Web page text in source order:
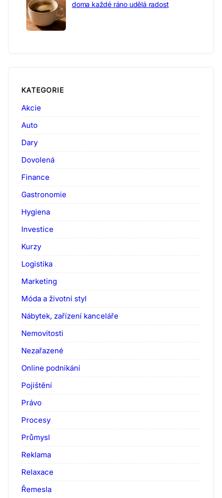
doma každé ráno udělá radost
KATEGORIE
Akcie
Auto
Dary
Dovolená
Finance
Gastronomie
Hygiena
Investice
Kurzy
Logistika
Marketing
Móda a životní styl
Nábytek, zařízení kanceláře
Nemovitosti
Nezařazené
Online podnikání
Pojištění
Právo
Procesy
Průmysl
Reklama
Relaxace
Řemesla